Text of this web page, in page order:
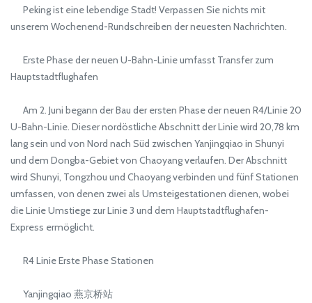
Peking ist eine lebendige Stadt! Verpassen Sie nichts mit
unserem Wochenend-Rundschreiben der neuesten Nachrichten.
Erste Phase der neuen U-Bahn-Linie umfasst Transfer zum
Hauptstadtflughafen
Am 2. Juni begann der Bau der ersten Phase der neuen R4/Linie 20
U-Bahn-Linie. Dieser nordöstliche Abschnitt der Linie wird 20,78 km
lang sein und von Nord nach Süd zwischen Yanjingqiao in Shunyi
und dem Dongba-Gebiet von Chaoyang verlaufen. Der Abschnitt
wird Shunyi, Tongzhou und Chaoyang verbinden und fünf Stationen
umfassen, von denen zwei als Umsteigestationen dienen, wobei
die Linie Umstiege zur Linie 3 und dem Hauptstadtflughafen-
Express ermöglicht.
R4 Linie Erste Phase Stationen
Yanjingqiao 燕京桥站